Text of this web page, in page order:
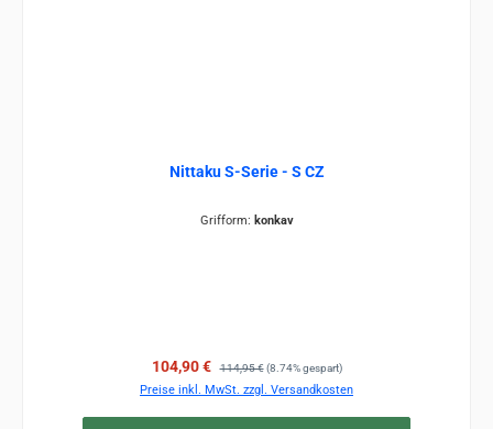
Nittaku S-Serie - S CZ
Grifform: konkav
Verkaufspreis:
104,90 € Regulärer Preis:
114,95 € (8.74% gespart)
Preise inkl. MwSt. zzgl. Versandkosten